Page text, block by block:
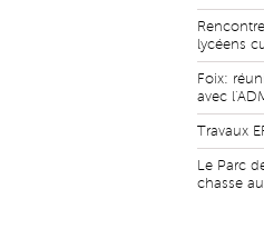
lycéens
Foix:
avec
Travaux
Le Parc
chasse